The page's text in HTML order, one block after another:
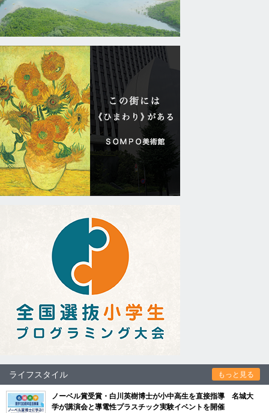
ライフスタイル もっと見る
ノーベル賞受賞・白川英樹博士が小中高生を直接指導 名城大
学が講演会と導電性プラスチック実験イベントを開催